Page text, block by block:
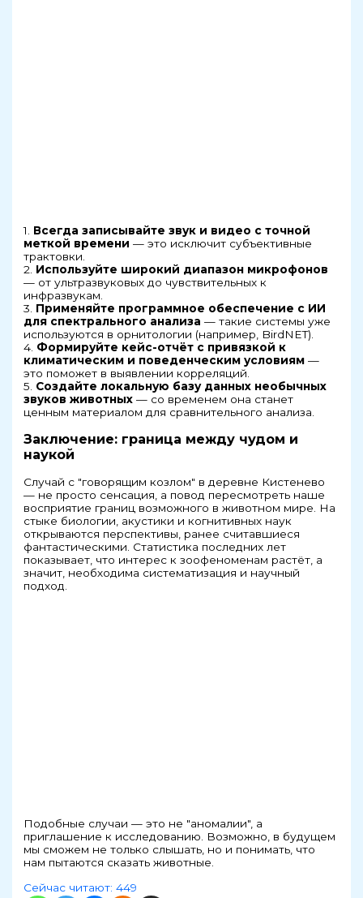
1. Всегда записывайте звук и видео с точной
меткой времени — это исключит субъективные
трактовки.
2. Используйте широкий диапазон микрофонов
— от ультразвуковых до чувствительных к
инфразвукам.
3. Применяйте программное обеспечение с ИИ
для спектрального анализа — такие системы уже
используются в орнитологии (например, BirdNET).
4. Формируйте кейс-отчёт с привязкой к
климатическим и поведенческим условиям —
это поможет в выявлении корреляций.
5. Создайте локальную базу данных необычных
звуков животных — со временем она станет
ценным материалом для сравнительного анализа.
Заключение: граница между чудом и
наукой
Случай с "говорящим козлом" в деревне Кистенево
— не просто сенсация, а повод пересмотреть наше
восприятие границ возможного в животном мире. На
стыке биологии, акустики и когнитивных наук
открываются перспективы, ранее считавшиеся
фантастическими. Статистика последних лет
показывает, что интерес к зоофеноменам растёт, а
значит, необходима систематизация и научный
подход.
Подобные случаи — это не "аномалии", а
приглашение к исследованию. Возможно, в будущем
мы сможем не только слышать, но и понимать, что
нам пытаются сказать животные.
Сейчас читают: 449